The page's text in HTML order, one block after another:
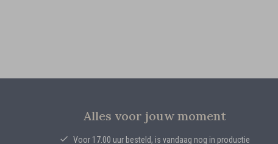
Alles voor jouw moment
Voor 17.00 uur besteld, is vandaag nog in productie